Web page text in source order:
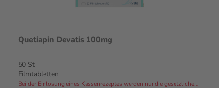
Quetiapin Devatis 100mg
50 St
Filmtabletten
Bei der Einlösung eines Kassenrezeptes werden nur die gesetzlichen Zuzahlungen und Eigenanteile in Rechnung gestellt.⁴